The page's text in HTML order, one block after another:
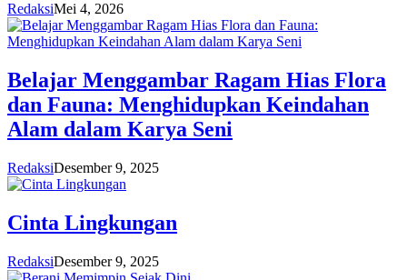
RedaksiMei 4, 2026
Belajar Menggambar Ragam Hias Flora
dan Fauna: Menghidupkan Keindahan
Alam dalam Karya Seni
RedaksiDesember 9, 2025
Cinta Lingkungan
RedaksiDesember 9, 2025